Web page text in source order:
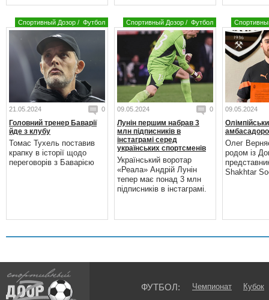
Спортивный Дозор / Футбол
21.05.2024 0
Головний тренер Баварії
йде з клубу
Томас Тухель поставив
крапку в історії щодо
переговорів з Баварією
Спортивный Дозор / Футбол
09.05.2024 0
Лунін першим набрав 3
млн підписників в
інстаграмі серед
українських спортсменів
Український воротар
«Реала» Андрій Лунін
тепер має понад 3 млн
підписників в інстаграмі.
09.05.2024
Олег
родом із
Shakhtar
ФУТБОЛ: Чемпионат Кубок